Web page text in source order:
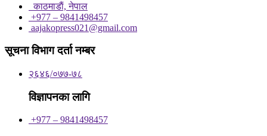
काठमाडाैं, नेपाल
+977 – 9841498457
aajakopress021@gmail.com
सूचना विभाग दर्ता नम्बर
२६४६/०७७-७८
विज्ञापनका लागि
+977 – 9841498457